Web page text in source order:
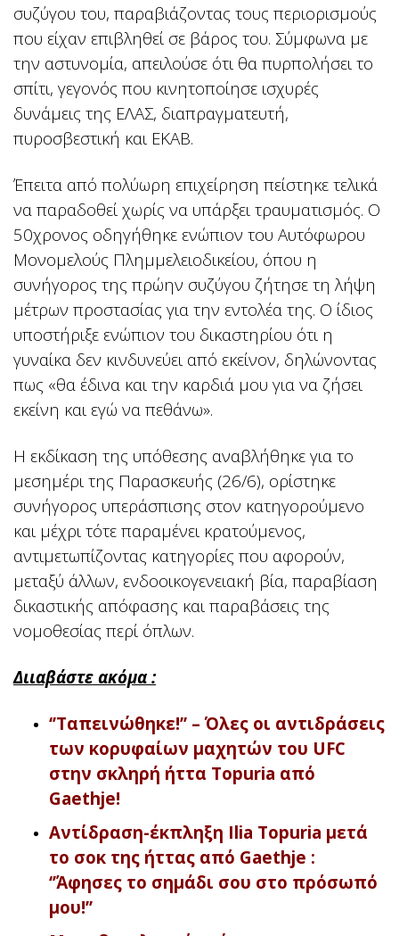
συζύγου του, παραβιάζοντας τους περιορισμούς
που είχαν επιβληθεί σε βάρος του. Σύμφωνα με
την αστυνομία, απειλούσε ότι θα πυρπολήσει το
σπίτι, γεγονός που κινητοποίησε ισχυρές
δυνάμεις της ΕΛΑΣ, διαπραγματευτή,
πυροσβεστική και ΕΚΑΒ.
Έπειτα από πολύωρη επιχείρηση πείστηκε τελικά
να παραδοθεί χωρίς να υπάρξει τραυματισμός. Ο
50χρονος οδηγήθηκε ενώπιον του Αυτόφωρου
Μονομελούς Πλημμελειοδικείου, όπου η
συνήγορος της πρώην συζύγου ζήτησε τη λήψη
μέτρων προστασίας για την εντολέα της. Ο ίδιος
υποστήριξε ενώπιον του δικαστηρίου ότι η
γυναίκα δεν κινδυνεύει από εκείνον, δηλώνοντας
πως «θα έδινα και την καρδιά μου για να ζήσει
εκείνη και εγώ να πεθάνω».
Η εκδίκαση της υπόθεσης αναβλήθηκε για το
μεσημέρι της Παρασκευής (26/6), ορίστηκε
συνήγορος υπεράσπισης στον κατηγορούμενο
και μέχρι τότε παραμένει κρατούμενος,
αντιμετωπίζοντας κατηγορίες που αφορούν,
μεταξύ άλλων, ενδοοικογενειακή βία, παραβίαση
δικαστικής απόφασης και παραβάσεις της
νομοθεσίας περί όπλων.
Διιαβάστε ακόμα :
‘’Ταπεινώθηκε!’’ – Όλες οι αντιδράσεις
των κορυφαίων μαχητών του UFC
στην σκληρή ήττα Topuria από
Gaethje!
Αντίδραση-έκπληξη Ilia Topuria μετά
το σοκ της ήττας από Gaethje :
‘’Άφησες το σημάδι σου στο πρόσωπό
μου!’’